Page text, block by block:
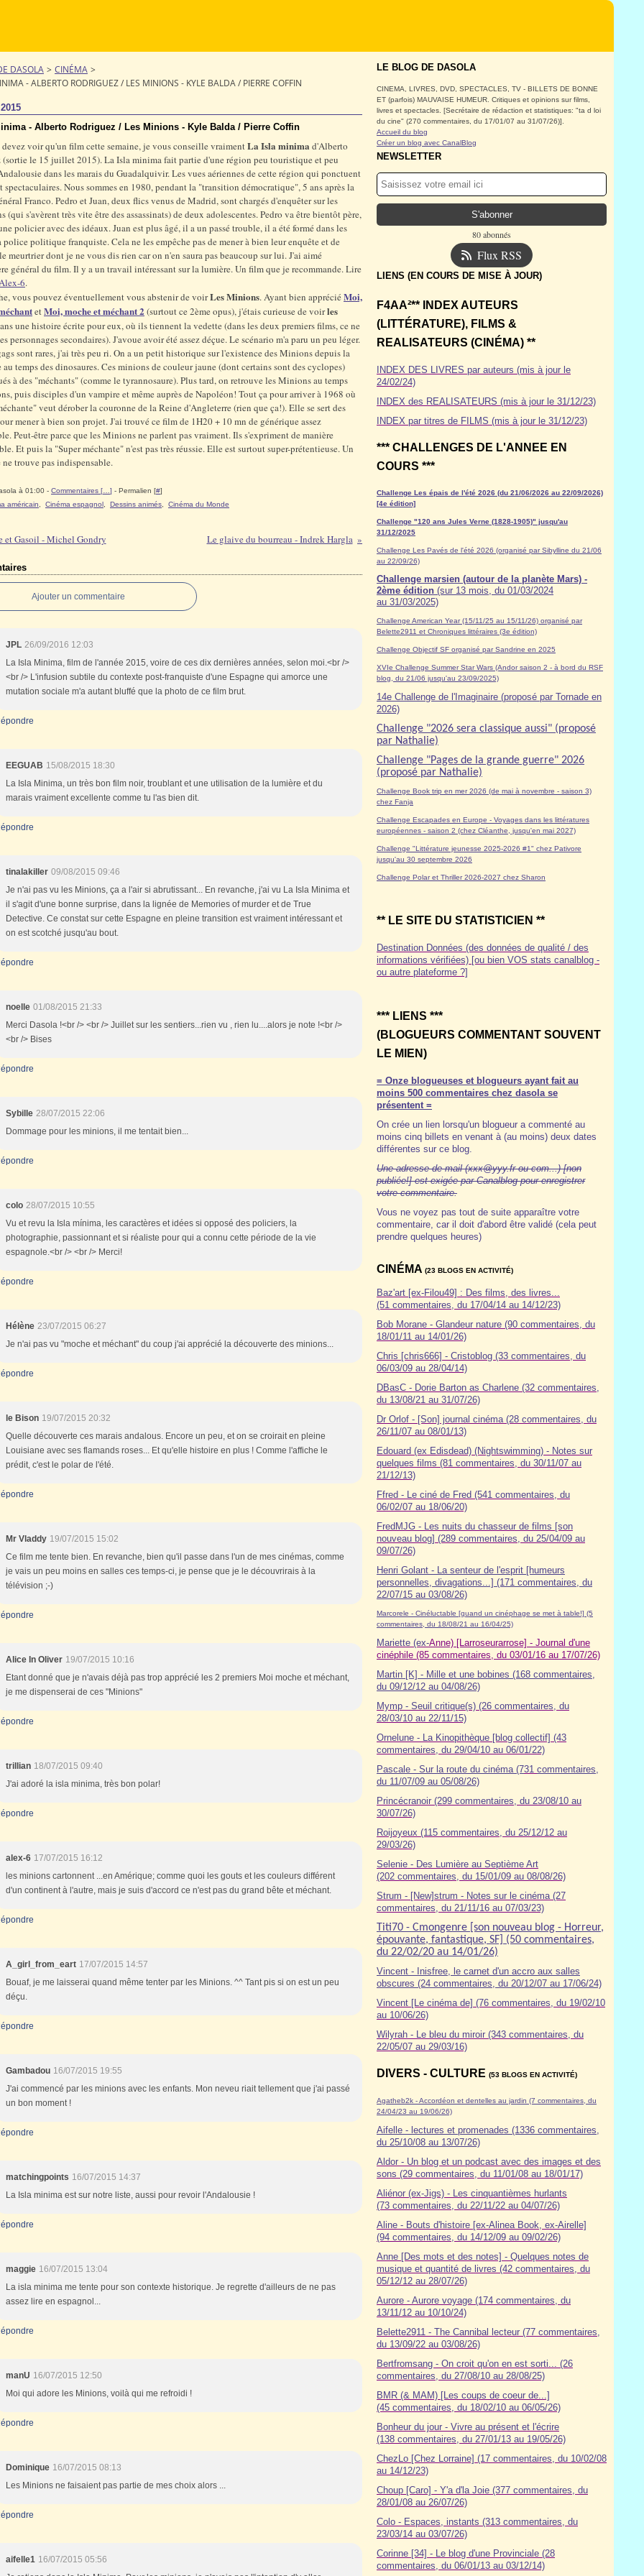
DASOLA > CINÉMA >
- ALBERTO RODRIGUEZ / LES MINIONS - KYLE BALDA / PIERRE COFFIN
- Alberto Rodriguez / Les Minions - Kyle Balda / Pierre Coffin
devez voir qu'un film cette semaine, je vous conseille vraimentLa Isla minima d'Alberto
le 15 juillet 2015). La Isla minima fait partie d'une région peu touristique et peu
dans les marais du Guadalquivir. Les vues aériennes de cette région qui ponctuent
spectaculaires. Nous sommes en 1980, pendant la "transition démocratique", 5 ans après la
Franco. Pedro et Juan, deux flics venus de Madrid, sont chargés d'enquêter sur les
(qui s'avèrent très vite être des assassinats) de deux adolescentes. Pedro va être bientôt père,
policier avec des idéaux. Juan est plus âgé, il a un passé trouble, il a été formé dans les
police politique franquiste. Cela ne les empêche pas de mener à bien leur enquête et de
meurtrier dont je ne vous dis rien car on n'en saura pas beaucoup sur lui. J'ai aimé
général du film. Il y a un travail intéressant sur la lumière. Un film que je recommande. Lire
6.
vous pouvez éventuellement vous abstenir de voirLes Minions. Ayant bien apprécié Moi,
etMoi, moche et méchant 2 (surtout ce 2ème opus), j'étais curieuse de voirles
une histoire écrite pour eux, où ils tiennent la vedette (dans les deux premiers films, ce ne
personnages secondaires). J'avoue avoir été assez déçue. Le scénario m'a paru un peu léger.
sont rares, j'ai très peu ri. On a un petit historique sur l'existence des Minions depuis la
temps des dinosaures. Ces minions de couleur jaune (dont certains sont des cyclopes)
à des "méchants" (comme le tyrannosaure). Plus tard, on retrouve les Minions au temps
puis disciples d'un vampire et même auprès de Napoléon! Tout ça pour arriver à 1968 où
veut dérober la couronne de la Reine d'Angleterre (rien que ça!). Elle se sert des
mener à bien son projet. J'ai trouvé ce film de 1H20 + 10 mn de générique assez
Peut-être parce que les Minions ne parlent pas vraiment. Ils s'expriment de manière
Et puis la "Super méchante" n'est pas très réussie. Elle est surtout super-prétentieuse. Un
trouve pas indispensable.
à 01:00 - Commentaires [ ] - Permalien [#]
américain Cinéma espagnol Dessins animés Cinéma du Monde
et Gasoil - Michel Gondry Le glaive du bourreau - Indrek Hargla
Ajouter un commentaire
JPL 26/09/2016 12:03
La Isla Minima, film de l'année 2015, voire de ces dix dernières années, selon moi.<br />
<br /> L'infusion subtile du contexte post-franquiste d'une Espagne qui amorce une
mutation sociale m'a autant bluffé que la photo de ce film brut.
EEGUAB 15/08/2015 18:30
La Isla Minima, un très bon film noir, troublant et une utilisation de la lumière et du
marais vraiment excellente comme tu l'as bien dit.
tinalakiller 09/08/2015 09:46
Je n'ai pas vu les Minions, ça a l'air si abrutissant... En revanche, j'ai vu La Isla Minima et
il s'agit d'une bonne surprise, dans la lignée de Memories of murder et de True
Detective. Ce constat sur cette Espagne en pleine transition est vraiment intéressant et
on est scotché jusqu'au bout.
noelle 01/08/2015 21:33
Merci Dasola !<br /> <br /> Juillet sur les sentiers...rien vu , rien lu....alors je note !<br />
<br /> Bises
Sybille 28/07/2015 22:06
Dommage pour les minions, il me tentait bien...
colo 28/07/2015 10:55
Vu et revu la Isla mínima, les caractères et idées si opposé des policiers, la
photographie, passionnant et si réaliste pour qui a connu cette période de la vie
espagnole.<br /> <br /> Merci!
Hélène 23/07/2015 06:27
Je n'ai pas vu "moche et méchant" du coup j'ai apprécié la découverte des minions...
le Bison 19/07/2015 20:32
Quelle découverte ces marais andalous. Encore un peu, et on se croirait en pleine
Louisiane avec ses flamands roses... Et qu'elle histoire en plus ! Comme l'affiche le
prédit, c'est le polar de l'été.
Mr Vladdy 19/07/2015 15:02
Ce film me tente bien. En revanche, bien qu'il passe dans l'un de mes cinémas, comme
je vais un peu moins en salles ces temps-ci, je pense que je le découvrirais à la
télévision ;-)
Alice In Oliver 19/07/2015 10:16
Etant donné que je n'avais déjà pas trop apprécié les 2 premiers Moi moche et méchant,
je me dispenserai de ces "Minions"
trillian 18/07/2015 09:40
J'ai adoré la isla minima, très bon polar!
alex-6 17/07/2015 16:12
les minions cartonnent ...en Amérique; comme quoi les gouts et les couleurs différent
d'un continent à l'autre, mais je suis d'accord ce n'est pas du grand bête et méchant.
A_girl_from_eart 17/07/2015 14:57
Bouaf, je me laisserai quand même tenter par les Minions. ^^ Tant pis si on est un peu
déçu.
Gambadou 16/07/2015 19:55
J'ai commencé par les minions avec les enfants. Mon neveu riait tellement que j'ai passé
un bon moment !
matchingpoints 16/07/2015 14:37
La Isla minima est sur notre liste, aussi pour revoir l'Andalousie !
maggie 16/07/2015 13:04
La isla minima me tente pour son contexte historique. Je regrette d'ailleurs de ne pas
assez lire en espagnol...
manU 16/07/2015 12:50
Moi qui adore les Minions, voilà qui me refroidi !
Dominique 16/07/2015 08:13
Les Minions ne faisaient pas partie de mes choix alors ...
aifelle1 16/07/2015 05:56
LE BLOG DE DASOLA
CINEMA, LIVRES, DVD, SPECTACLES, TV - BILLETS DE BONNE
ET (parfois) MAUVAISE HUMEUR. Critiques et opinions sur films,
livres et spectacles. [Secrétaire de rédaction et statistiques: "ta d loi
du cine" (270 commentaires, du 17/01/07 au 31/07/26)].
Accueil du blog
Créer un blog avec CanalBlog
NEWSLETTER
80 abonnés
Flux RSS
LIENS (EN COURS DE MISE À JOUR)
F4AA²** INDEX AUTEURS
(LITTÉRATURE), FILMS &
REALISATEURS (CINÉMA) **
INDEX DES LIVRES par auteurs (mis à jour le
24/02/24)
INDEX des REALISATEURS (mis à jour le 31/12/23)
INDEX par titres de FILMS (mis à jour le 31/12/23)
*** CHALLENGES DE L'ANNEE EN
COURS ***
Challenge Les épais de l'été 2026 (du 21/06/2026 au 22/09/2026)
[4e édition]
Challenge "120 ans Jules Verne (1828-1905)" jusqu'au
31/12/2025
Challenge Les Pavés de l'été 2026 (organisé par Sibylline du 21/06
au 22/09/26)
Challenge marsien (autour de la planète Mars) -
2ème édition (sur 13 mois, du 01/03/2024
au 31/03/2025)
Challenge American Year (15/11/25 au 15/11/26) organisé par
Belette2911 et Chroniques littéraires (3e édition)
Challenge Objectif SF organisé par Sandrine en 2025
XVIe Challenge Summer Star Wars (Andor saison 2 - à bord du RSF
blog, du 21/06 jusqu'au 23/09/2025)
14e Challenge de l'Imaginaire (proposé par Tornade en
2026)
Challenge "2026 sera classique aussi" (proposé
par Nathalie)
Challenge "Pages de la grande guerre" 2026
(proposé par Nathalie)
Challenge Book trip en mer 2026 (de mai à novembre - saison 3)
chez Fanja
Challenge Escapades en Europe - Voyages dans les littératures
européennes - saison 2 (chez Cléanthe, jusqu'en mai 2027)
Challenge "Littérature jeunesse 2025-2026 #1" chez Pativore
jusqu'au 30 septembre 2026
Challenge Polar et Thriller 2026-2027 chez Sharon
** LE SITE DU STATISTICIEN **
Destination Données (des données de qualité / des
informations vérifiées) [ou bien VOS stats canalblog -
ou autre plateforme ?]
*** LIENS ***
(BLOGUEURS COMMENTANT SOUVENT
LE MIEN)
= Onze blogueuses et blogueurs ayant fait au
moins 500 commentaires chez dasola se
présentent =
On crée un lien lorsqu'un blogueur a commenté au
moins cinq billets en venant à (au moins) deux dates
différentes sur ce blog.
Une adresse de mail (xxx@yyy.fr ou com...) [non
publiée!] est exigée par Canalblog pour enregistrer
votre commentaire.
Vous ne voyez pas tout de suite apparaître votre
commentaire, car il doit d'abord être validé (cela peut
prendre quelques heures)
CINÉMA (23 BLOGS EN ACTIVITÉ)
Baz'art [ex-Filou49] : Des films, des livres...
(51 commentaires, du 17/04/14 au 14/12/23)
Bob Morane - Glandeur nature (90 commentaires, du
18/01/11 au 14/01/26)
Chris [chris666] - Cristoblog (33 commentaires, du
06/03/09 au 28/04/14)
DBasC - Dorie Barton as Charlene (32 commentaires,
du 13/08/21 au 31/07/26)
Dr Orlof - [Son] journal cinéma (28 commentaires, du
26/11/07 au 08/01/13)
Edouard (ex Edisdead) (Nightswimming) - Notes sur
quelques films (81 commentaires, du 30/11/07 au
21/12/13)
Ffred - Le ciné de Fred (541 commentaires, du
06/02/07 au 18/06/20)
FredMJG - Les nuits du chasseur de films [son
nouveau blog] (289 commentaires, du 25/04/09 au
09/07/26)
Henri Golant - La senteur de l'esprit [humeurs
personnelles, divagations...] (171 commentaires, du
22/07/15 au 03/08/26)
Marcorele - Cinéluctable [quand un cinéphage se met à table!] (5
commentaires, du 18/08/21 au 16/04/25)
Mariette (ex-Anne) [Larroseurarrose] - Journal d'une
cinéphile (85 commentaires, du 03/01/16 au 17/07/26)
Martin [K] - Mille et une bobines (168 commentaires,
du 09/12/12 au 04/08/26)
Mymp - Seuil critique(s) (26 commentaires, du
28/03/10 au 22/11/15)
Ornelune - La Kinopithèque [blog collectif] (43
commentaires, du 29/04/10 au 06/01/22)
Pascale - Sur la route du cinéma (731 commentaires,
du 11/07/09 au 05/08/26)
Princécranoir (299 commentaires, du 23/08/10 au
30/07/26)
Roijoyeux (115 commentaires, du 25/12/12 au
29/03/26)
Selenie - Des Lumière au Septième Art
(202 commentaires, du 15/01/09 au 08/08/26)
Strum - [New]strum - Notes sur le cinéma (27
commentaires, du 21/11/16 au 07/03/23)
Titi70 - Cmongenre [son nouveau blog - Horreur,
épouvante, fantastique, SF] (50 commentaires,
du 22/02/20 au 14/01/26)
Vincent - Inisfree, le carnet d'un accro aux salles
obscures (24 commentaires, du 20/12/07 au 17/06/24)
Vincent [Le cinéma de] (76 commentaires, du 19/02/10
au 10/06/26)
Wilyrah - Le bleu du miroir (343 commentaires, du
22/05/07 au 29/03/16)
DIVERS - CULTURE (53 BLOGS EN ACTIVITÉ)
Agatheb2k - Accordéon et dentelles au jardin (7 commentaires, du
24/04/23 au 19/06/26)
Aifelle - lectures et promenades (1336 commentaires,
du 25/10/08 au 13/07/26)
Aldor - Un blog et un podcast avec des images et des
sons (29 commentaires, du 11/01/08 au 18/01/17)
Aliénor (ex-Jigs) - Les cinquantièmes hurlants
(73 commentaires, du 22/11/22 au 04/07/26)
Aline - Bouts d'histoire [ex-Alinea Book, ex-Airelle]
(94 commentaires, du 14/12/09 au 09/02/26)
Anne [Des mots et des notes] - Quelques notes de
musique et quantité de livres (42 commentaires, du
05/12/12 au 28/07/26)
Aurore - Aurore voyage (174 commentaires, du
13/11/12 au 10/10/24)
Belette2911 - The Cannibal lecteur (77 commentaires,
du 13/09/22 au 03/08/26)
Bertfromsang - On croit qu'on en est sorti... (26
commentaires, du 27/08/10 au 28/08/25)
BMR (& MAM) [Les coups de coeur de...]
(45 commentaires, du 18/02/10 au 06/05/26)
Bonheur du jour - Vivre au présent et l'écrire
(138 commentaires, du 27/01/13 au 19/05/26)
ChezLo [Chez Lorraine] (17 commentaires, du 10/02/08
au 14/12/23)
Choup [Caro] - Y'a d'la Joie (377 commentaires, du
28/01/08 au 26/07/26)
Colo - Espaces, instants (313 commentaires, du
23/03/14 au 03/07/26)
Corinne [34] - Le blog d'une Provinciale (28
commentaires, du 06/01/13 au 03/12/14)